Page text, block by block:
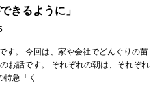
きるように」
す。 今回は、家や会社でどんぐりの苗
お話です。 それぞれの朝は、それぞれ
特急「く…